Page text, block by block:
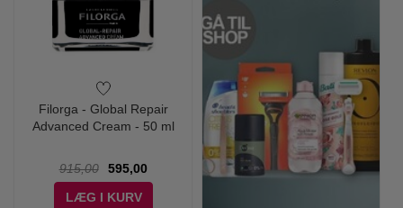
Filorga - Global Repair
Advanced Cream - 50 ml
915,00
595,00
LÆG I KURV